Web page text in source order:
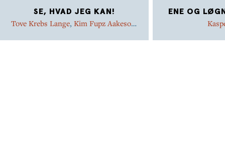
SE, HVAD JEG KAN!
Tove Krebs Lange, Kim Fupz Aakeson,
Niels Bo Bojesen,Marianne Iben
ENE OG